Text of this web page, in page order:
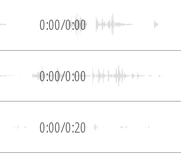
0:00/0:00
0:00/0:00
0:00/0:20